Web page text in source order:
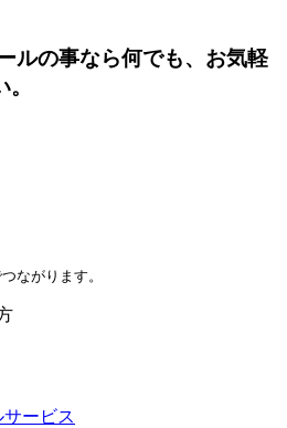
ルの事なら何でも、お気軽
ながります。
ービス